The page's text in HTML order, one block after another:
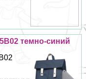
темно-синий